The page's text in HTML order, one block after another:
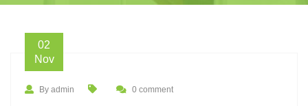
02
Nov
By admin 0 comment